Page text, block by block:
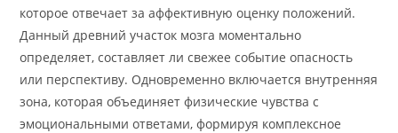
которое отвечает за аффективную оценку положений.
Данный древний участок мозга моментально
определяет, составляет ли свежее событие опасность
или перспективу. Одновременно включается внутренняя
зона, которая объединяет физические чувства с
эмоциональными ответами, формируя комплексное